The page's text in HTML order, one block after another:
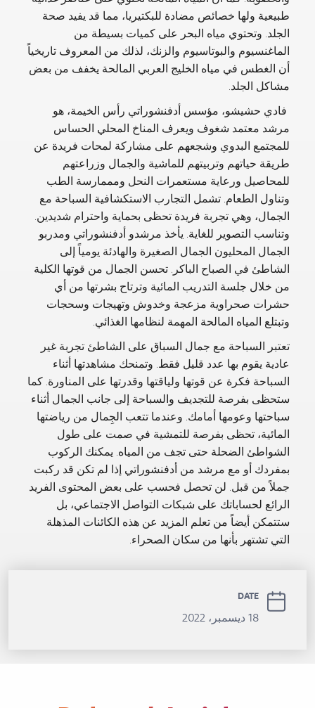
طبيعية ولها خصائص مضادة للبكتيريا، مما قد يفيد صحة
الجلد. وتحتوي مياه البحر على كميات بسيطة من
الماغنسيوم والبوتاسيوم والزنك، لذلك من المعروف تاريخياً
أن الغطس في مياه الخليج العربي المالحة يخفف من بعض
مشاكل الجلد.
فادي حشيشو، مؤسس أدفنشوراتي رأس الخيمة، هو
مرشد معتمد شغوف ويعرف المناخ المحلي الحساس
للمجتمع البدوي وشجعهم على مشاركة لمحات فريدة عن
طريقة حياتهم وتربيتهم للماشية والجمال وزراعتهم
للمحاصيل ورعاية مستعمرات النحل ومممارسة الطب
وتناول الطعام. تشمل التجارب الاستكشافية السباحة مع
الجمال، وهي تجربة فريدة تحظى بحماية واحترام شديدين.
وتناسب التصوير للغاية. يأخذ مرشدو أدفنشوراتي ومدربو
الجمال المحليون الجمال الصغيرة والهادئة يومياً إلى
الشاطئ في الصباح الباكر. تحسن الجمال من قوتها الكلية
من خلال جلسة التدريب المائية وترتاح بشرتها من أي
حشرات صحراوية مزعجة وخدوش وتهيجات وسحجات
وتبتلع المياه المالحة المهمة لنظامها الغذائي.
تعتبر السباحة مع جمال السباق على الشاطئ تجربة غير
عادية يقوم بها عدد قليل فقط. وتمنحك مشاهدتها أثناء
السباحة فكرة عن قوتها ولياقتها وقدرتها على المناورة. كما
ستحظى بفرصة للتجديف والسباحة إلى جانب الجمال أثناء
سباحتها وعومها أمامك. وعندما تتعب الجِمال من رياضتها
المائية، تحظى بفرصة للتمشية في صمت على طول
الشواطئ الضحلة حتى تجف من المياه. يمكنك الركوب
بمفردك أو مع مرشد من أدفنشوراتي إذا لم تكن قد ركبت
جملاً من قبل. لن تحصل فحسب على بعض المحتوى الفريد
الرائع لحساباتك على شبكات التواصل الاجتماعي، بل
ستتمكن أيضاً من تعلم المزيد عن هذه الكائنات المذهلة
التي تشتهر بأنها من سكان الصحراء.
DATE
18 ديسمبر، 2022